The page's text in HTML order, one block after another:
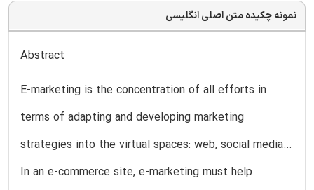
نمونه چکیده متن اصلی انگلیسی
Abstract
E-marketing is the concentration of all efforts in
terms of adapting and developing marketing
strategies into the virtual spaces: web, social media…
In an e-commerce site, e-marketing must help